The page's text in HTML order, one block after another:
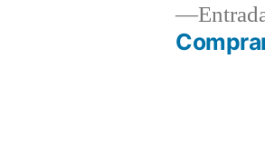
Navegación